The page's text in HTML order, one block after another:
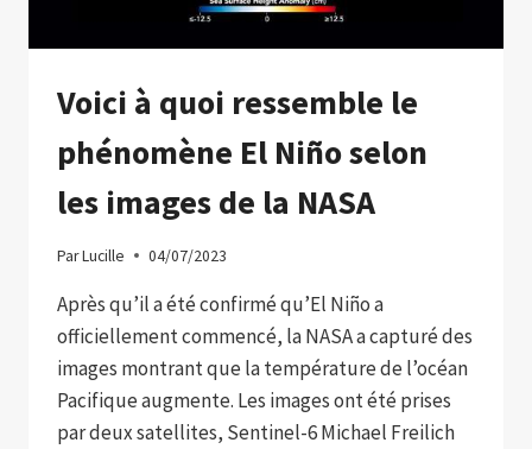
Voici à quoi ressemble le
phénomène El Niño selon
les images de la NASA
ParLucille 04/07/2023
Après qu’il a été confirmé qu’El Niño a
officiellement commencé, la NASA a capturé des
images montrant que la température de l’océan
Pacifique augmente. Les images ont été prises
par deux satellites, Sentinel-6 Michael Freilich